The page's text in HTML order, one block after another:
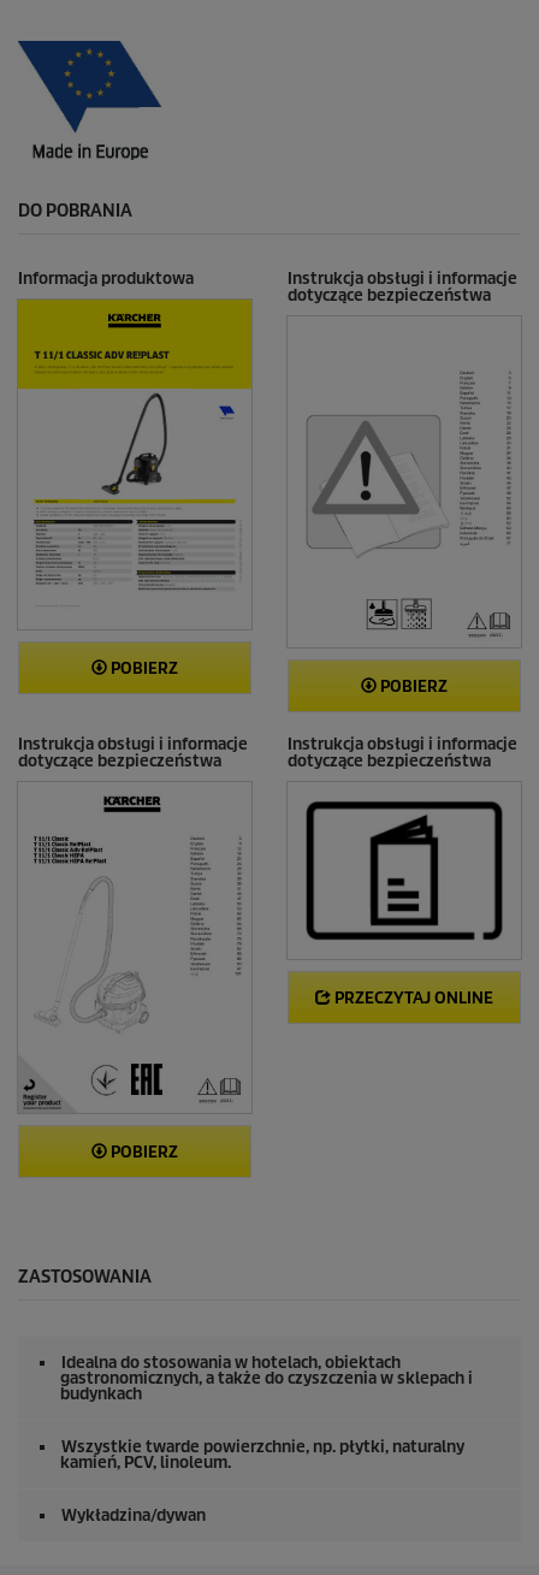
DO POBRANIA
Informacja produktowa
POBIERZ
Instrukcja obsługi i informacje
dotyczące bezpieczeństwa
POBIERZ
Instrukcja obsługi i informacje
dotyczące bezpieczeństwa
POBIERZ
Instrukcja obsługi i informacje
dotyczące bezpieczeństwa
PRZECZYTAJ ONLINE
ZASTOSOWANIA
Idealna do stosowania w hotelach, obiektach
gastronomicznych, a także do czyszczenia w sklepach i
budynkach
Wszystkie twarde powierzchnie, np. płytki, naturalny
kamień, PCV, linoleum.
Wykładzina/dywan